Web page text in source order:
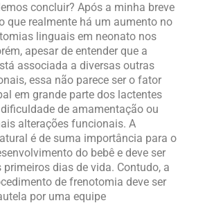
concluir? Após a minha breve
que realmente há um aumento no
linguais em neonato nos
apesar de entender que a
associada a diversas outras
essa não parece ser o fator
em grande parte dos lactentes
de amamentação ou
alterações funcionais. A
é de suma importância para o
do bebê e deve ser
dias de vida. Contudo, a
de frenotomia deve ser
por uma equipe